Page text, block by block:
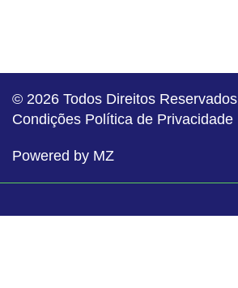
© 2026 Todos Direitos Reservados
Condições Política de Privacidade
Powered by MZ